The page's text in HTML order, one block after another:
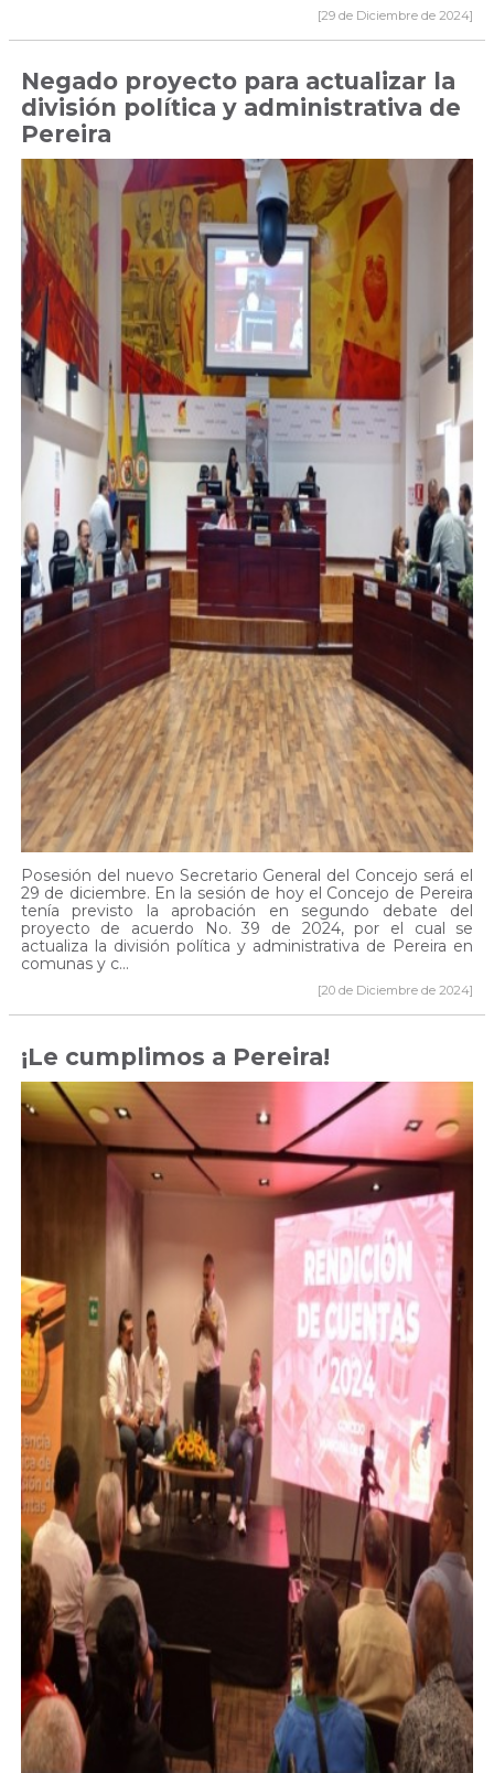
[29 de Diciembre de 2024]
Negado proyecto para actualizar la
división política y administrativa de
Pereira
Posesión del nuevo Secretario General del Concejo será el
29 de diciembre. En la sesión de hoy el Concejo de Pereira
tenía previsto la aprobación en segundo debate del
proyecto de acuerdo No. 39 de 2024, por el cual se
actualiza la división política y administrativa de Pereira en
comunas y c...
[20 de Diciembre de 2024]
¡Le cumplimos a Pereira!